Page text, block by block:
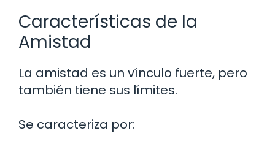
Características de la
Amistad
La amistad es un vínculo fuerte, pero
también tiene sus límites.
Se caracteriza por: